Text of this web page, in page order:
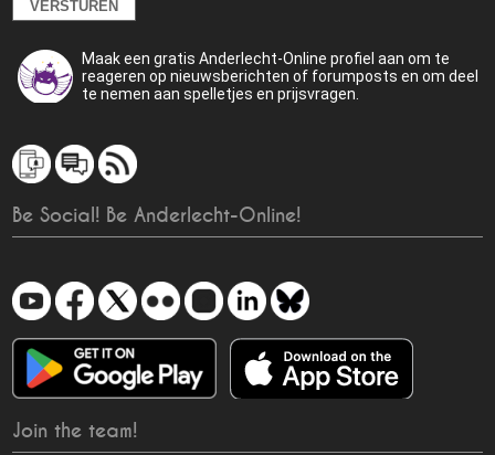
Maak een gratis Anderlecht-Online profiel aan om te
reageren op nieuwsberichten of forumposts en om deel
te nemen aan spelletjes en prijsvragen.
Be Social! Be Anderlecht-Online!
Join the team!